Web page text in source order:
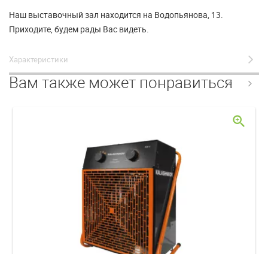
Наш выставочный зал находится на Водопьянова, 13.
Приходите, будем рады Вас видеть.
Характеристики
Вам также может понравиться
zoom_in